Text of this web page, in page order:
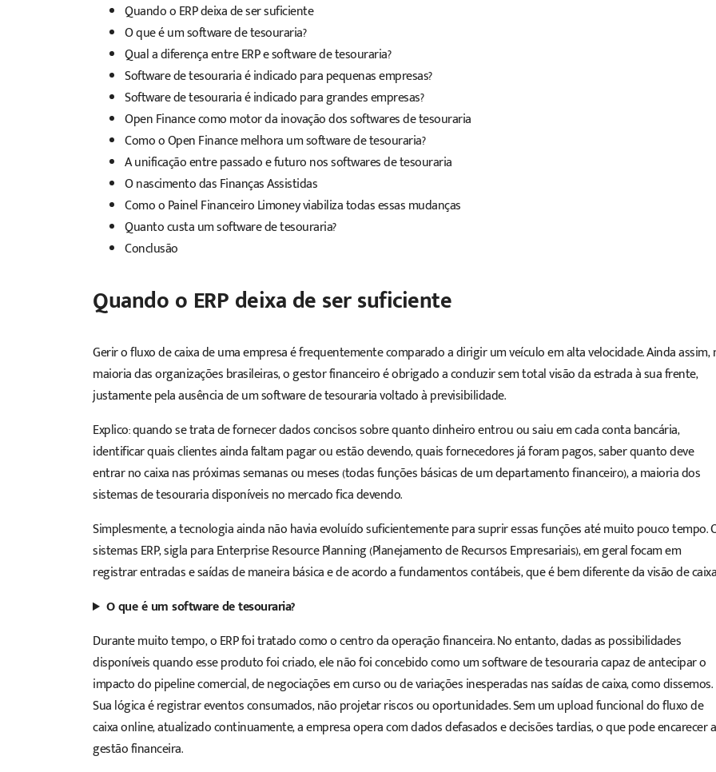
Quando o ERP deixa de ser suficiente
O que é um software de tesouraria?
Qual a diferença entre ERP e software de tesouraria?
Software de tesouraria é indicado para pequenas empresas?
Software de tesouraria é indicado para grandes empresas?
Open Finance como motor da inovação dos softwares de tesouraria
Como o Open Finance melhora um software de tesouraria?
A unificação entre passado e futuro nos softwares de tesouraria
O nascimento das Finanças Assistidas
Como o Painel Financeiro Limoney viabiliza todas essas mudanças
Quanto custa um software de tesouraria?
Conclusão
Quando o ERP deixa de ser suficiente
Gerir o fluxo de caixa de uma empresa é frequentemente comparado a dirigir um veículo em alta velocidade. Ainda assim,
maioria das organizações brasileiras, o gestor financeiro é obrigado a conduzir sem total visão da estrada à sua frente,
justamente pela ausência de umsoftwarede tesouraria voltado à previsibilidade.
Explico: quando se trata de fornecer dados concisos sobre quanto dinheiro entrou ou saiu em cada conta bancária,
identificar quais clientes ainda faltam pagar ou estão devendo, quais fornecedores já foram pagos, saber quanto deve
entrar no caixa nas próximas semanas ou meses (todas funções básicas de um departamento financeiro), a maioria dos
sistemas de tesouraria disponíveis no mercado fica devendo.
Simplesmente, a tecnologia ainda não havia evoluído suficientemente para suprir essas funções até muito pouco tempo.
sistemas ERP, sigla para Enterprise Resource Planning (Planejamento de Recursos Empresariais), em geral focam em
registrar entradas e saídas de maneira básica e de acordo a fundamentos contábeis, que é bem diferente da visão de
O que é um software de tesouraria?
Durante muito tempo, o ERP foi tratado como o centro da operação financeira. No entanto, dadas as possibilidades
disponíveis quando esse produto foi criado, ele não foi concebido como umsoftwarede tesouraria capaz de antecipar o
impacto do pipeline comercial, de negociações em curso ou de variações inesperadas nas saídas de caixa, como dissemos.
Sua lógica é registrar eventos consumados, não projetar riscos ou oportunidades. Sem um upload funcional do fluxo de
caixa online, atualizado continuamente, a empresa opera com dados defasados e decisões tardias, o que pode encarecer a
gestão financeira.